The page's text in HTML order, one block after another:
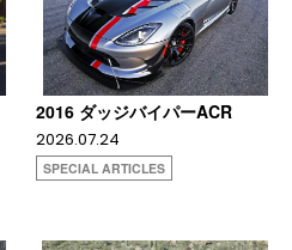
2016 ダッジバイパーACR
2026.07.24
SPECIAL ARTICLES